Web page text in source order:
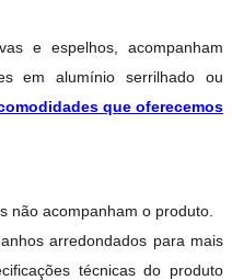
e espelhos, acompanham
em alumínio serrilhado ou
que oferecemos
não acompanham o produto.
arredondados para mais
técnicas do produto